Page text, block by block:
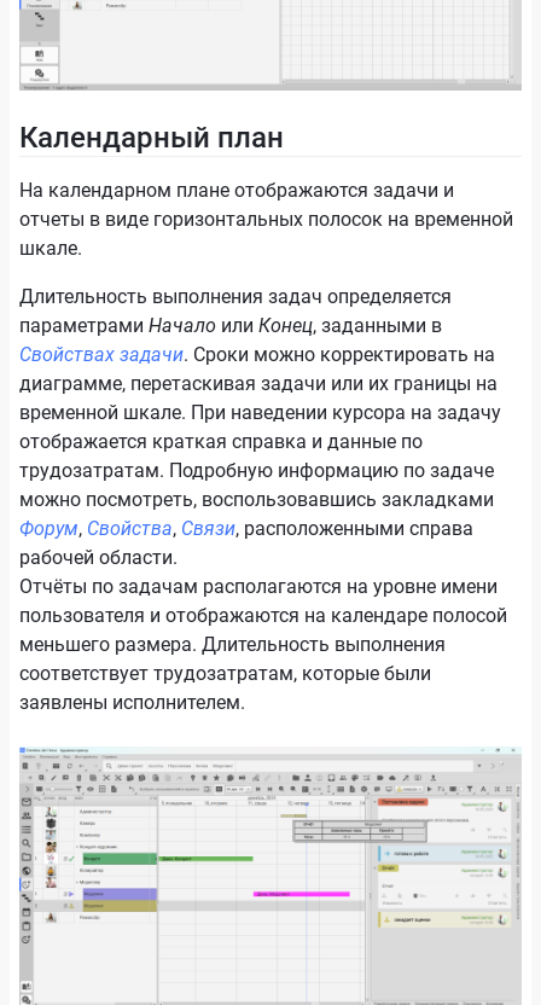
Календарный план
На календарном плане отображаются задачи и
отчеты в виде горизонтальных полосок на временной
шкале.
Длительность выполнения задач определяется
параметрами Начало или Конец, заданными в
Свойствах задачи. Сроки можно корректировать на
диаграмме, перетаскивая задачи или их границы на
временной шкале. При наведении курсора на задачу
отображается краткая справка и данные по
трудозатратам. Подробную информацию по задаче
можно посмотреть, воспользовавшись закладками
Форум, Свойства, Связи, расположенными справа
рабочей области.
Отчёты по задачам располагаются на уровне имени
пользователя и отображаются на календаре полосой
меньшего размера. Длительность выполнения
соответствует трудозатратам, которые были
заявлены исполнителем.